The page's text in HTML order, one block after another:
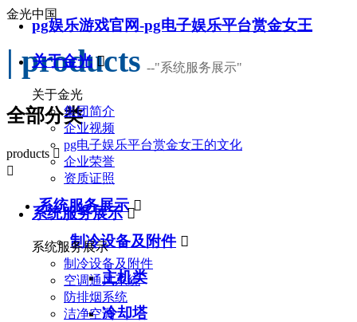
pg娱乐游戏官网-pg电子娱乐平台赏金女王
关于金光 
关于金光
集团简介
企业视频
pg电子娱乐平台赏金女王的文化
企业荣誉
资质证照
系统服务展示 
系统服务展示
制冷设备及附件
空调通风系统
防排烟系统
洁净空调
金光中国
| products --"系统服务展示"
全部分类
products 

系统服务展示 
制冷设备及附件 
主机类
冷却塔